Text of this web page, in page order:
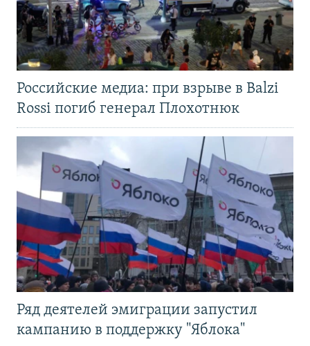
Российские медиа: при взрыве в Balzi
Rossi погиб генерал Плохотнюк
Ряд деятелей эмиграции запустил
кампанию в поддержку "Яблока"